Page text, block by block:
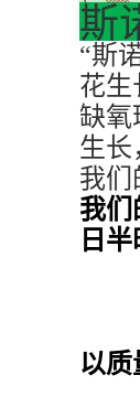
斯
“斯
花生
缺氧
生长
我们
我们
日
以质